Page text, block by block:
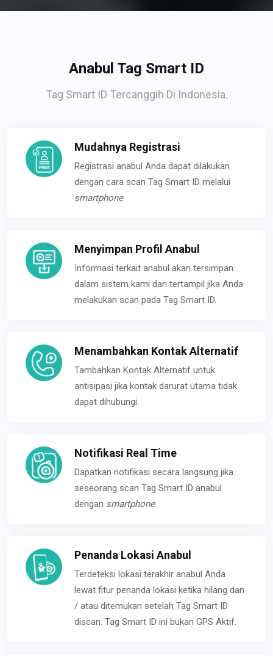
Anabul Tag Smart ID
Tag Smart ID Tercanggih Di Indonesia.
Mudahnya Registrasi
Registrasi anabul Anda dapat dilakukan
dengan cara scan Tag Smart ID melalui
smartphone.
Menyimpan Profil Anabul
Informasi terkait anabul akan tersimpan
dalam sistem kami dan tertampil jika Anda
melakukan scan pada Tag Smart ID.
Menambahkan Kontak Alternatif
Tambahkan Kontak Alternatif untuk
antisipasi jika kontak darurat utama tidak
dapat dihubungi.
Notifikasi Real Time
Dapatkan notifikasi secara langsung jika
seseorang scan Tag Smart ID anabul
dengan smartphone.
Penanda Lokasi Anabul
Terdeteksi lokasi terakhir anabul Anda
lewat fitur penanda lokasi ketika hilang dan
/ atau ditemukan setelah Tag Smart ID
discan. Tag Smart ID ini bukan GPS Aktif.